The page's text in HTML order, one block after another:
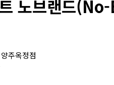
노브랜드
주옥정점